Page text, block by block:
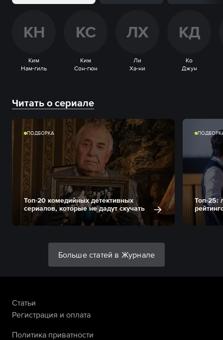
КН
Ким
Нам-гиль
КС
Ким
Сон-гюн
ЛХ
Ли
Ха-ни
КД
Ко
Джун
Читать о сериале
ПОДБОРКА
Топ-20 комедийных детективных
сериалов, которые не дадут скучать
Топ-25:
Больше статей в Журнале
Статьи
Регистрация и оплата
Политика приватности